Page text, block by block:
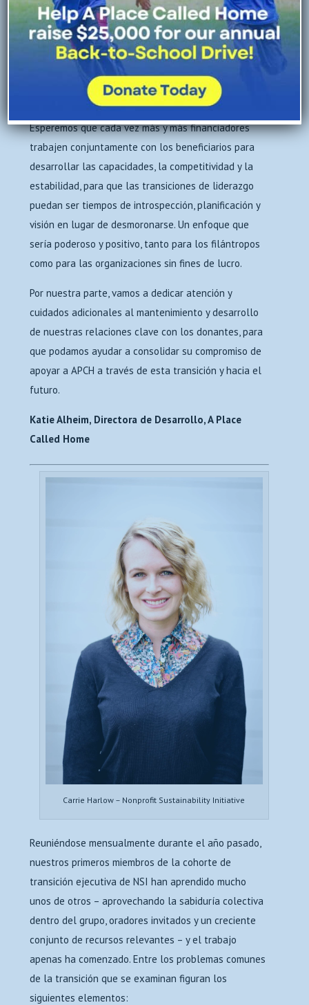
ciento de los ejecutivos sin fines de lucro planeaban
dejar sus puestos en los próximos cinco años, pero
que solo el 29 por ciento de las organizaciones
tenían planes con respeto a la sucesión. ¡El cambio
no se puede detener!
Esperemos que cada vez más y más financiadores
trabajen conjuntamente con los beneficiarios para
desarrollar las capacidades, la competitividad y la
estabilidad, para que las transiciones de liderazgo
puedan ser tiempos de introspección, planificación y
visión en lugar de desmoronarse. Un enfoque que
sería poderoso y positivo, tanto para los filántropos
como para las organizaciones sin fines de lucro.
Por nuestra parte, vamos a dedicar atención y
cuidados adicionales al mantenimiento y desarrollo
de nuestras relaciones clave con los donantes, para
que podamos ayudar a consolidar su compromiso de
apoyar a APCH a través de esta transición y hacia el
futuro.
Katie Alheim, Directora de Desarrollo, A Place
Called Home
Carrie Harlow – Nonprofit Sustainability Initiative
Reuniéndose mensualmente durante el año pasado,
nuestros primeros miembros de la cohorte de
transición ejecutiva de NSI han aprendido mucho
unos de otros – aprovechando la sabiduría colectiva
dentro del grupo, oradores invitados y un creciente
conjunto de recursos relevantes – y el trabajo
apenas ha comenzado. Entre los problemas comunes
de la transición que se examinan figuran los
siguientes elementos: